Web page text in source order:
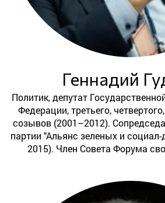
Геннадий
Политик, депутат Государственной Думы Российской
Федерации, третьего,
созывов (2001–2012).
партии "Альянс зеленых и
2015). Член Совета Форума